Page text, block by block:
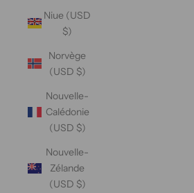
Niue (USD
$)
Norvège
(USD $)
Nouvelle-
Calédonie
(USD $)
Nouvelle-
Zélande
(USD $)